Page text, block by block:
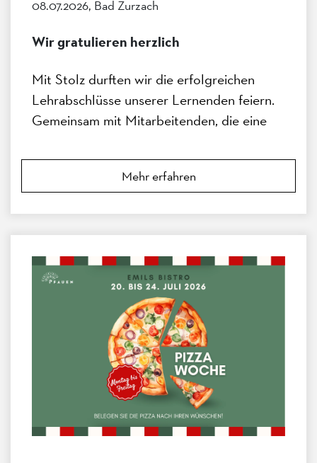
08.07.2026, Bad Zurzach
Wir gratulieren herzlich
Mit Stolz durften wir die erfolgreichen
Lehrabschlüsse unserer Lernenden feiern.
Gemeinsam mit Mitarbeitenden, die eine
wurden ihre Leistungen bei einer kleinen
Feier gewürdigt.Mehr erfahren